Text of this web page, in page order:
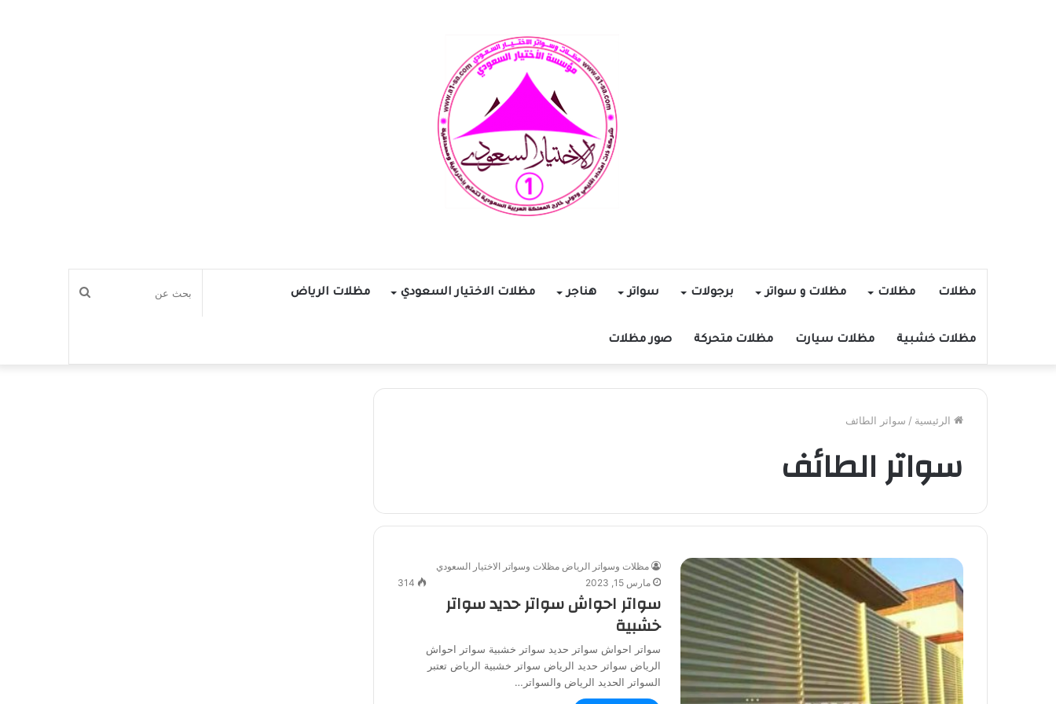
مظلات مظلات مظلات و سواتر برجولات سواتر هناجر مظلات الاختيار السعودي مظلات الرياض
مظلات خشبية مظلات سيارت مظلات متحركة صور مظلات
بحث
الرئيسية / سواتر الطائف
سواتر الطائف
مظلات وسواتر الرياض مظلات وسواتر الاختيار السعودي
مارس 15, 2023
314
سواتر احواش سواتر حديد سواتر
خشبية
سواتر احواش سواتر حديد سواتر خشبية سواتر احواش
الرياض سواتر حديد الرياض سواتر خشبية الرياض تعتبر
السواتر الحديد الرياض والسواتر…